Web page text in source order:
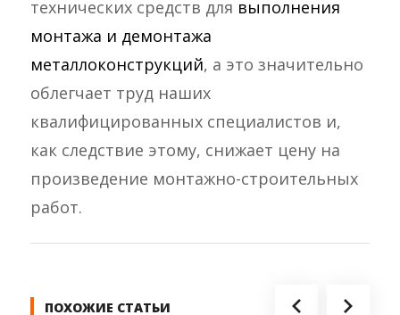
технических средств для выполнения
монтажа и демонтажа
металлоконструкций, а это значительно
облегчает труд наших
квалифицированных специалистов и,
как следствие этому, снижает цену на
произведение монтажно-строительных
работ.
ПОХОЖИЕ СТАТЬИ